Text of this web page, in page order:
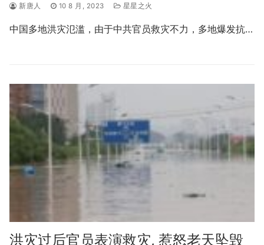
新唐人 10 8 月, 2023 星星之火
中国多地洪灾氾滥，由于中共官员救灾不力，多地爆发抗…
洪灾过后官员表演救灾, 惹怒老天坠毁